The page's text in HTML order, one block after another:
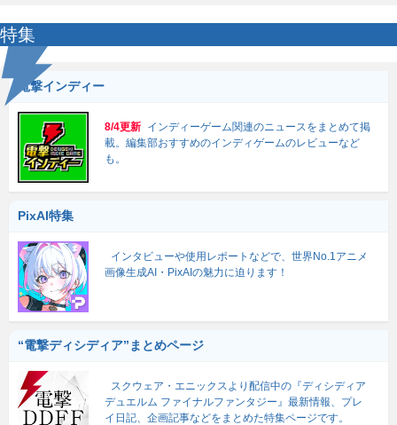
特集
電撃インディー
8/4更新 インディーゲーム関連のニュースをまとめて掲
載。編集部おすすめのインディゲームのレビューなど
も。
PixAI特集
インタビューや使用レポートなどで、世界No.1アニメ
画像生成AI・PixAIの魅力に迫ります！
“電撃ディシディア”まとめページ
スクウェア・エニックスより配信中の『ディシディア
デュエルム ファイナルファンタジー』最新情報、プレ
イ日記、企画記事などをまとめた特集ページです。